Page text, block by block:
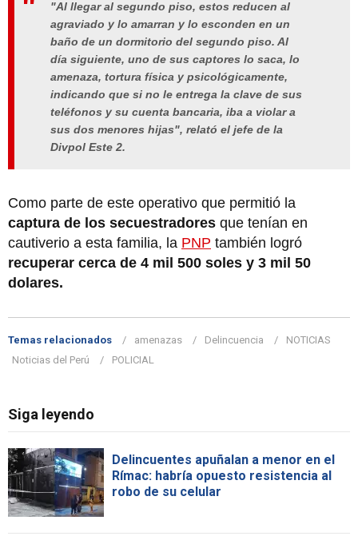
"Al llegar al segundo piso, estos reducen al
agraviado y lo amarran y lo esconden en un
baño de un dormitorio del segundo piso. Al
día siguiente, uno de sus captores lo saca, lo
amenaza, tortura física y psicológicamente,
indicando que si no le entrega la clave de sus
teléfonos y su cuenta bancaria, iba a violar a
sus dos menores hijas", relató el jefe de la
Divpol Este 2.
Como parte de este operativo que permitió la
captura de los secuestradores que tenían en
cautiverio a esta familia, la PNP también logró
recuperar cerca de 4 mil 500 soles y 3 mil 50
dolares.
Temas relacionados amenazas Delincuencia
NOTICIAS
Noticias del Perú
POLICIAL
Siga leyendo
Delincuentes apuñalan a menor en el
Rímac: habría opuesto resistencia al
robo de su celular